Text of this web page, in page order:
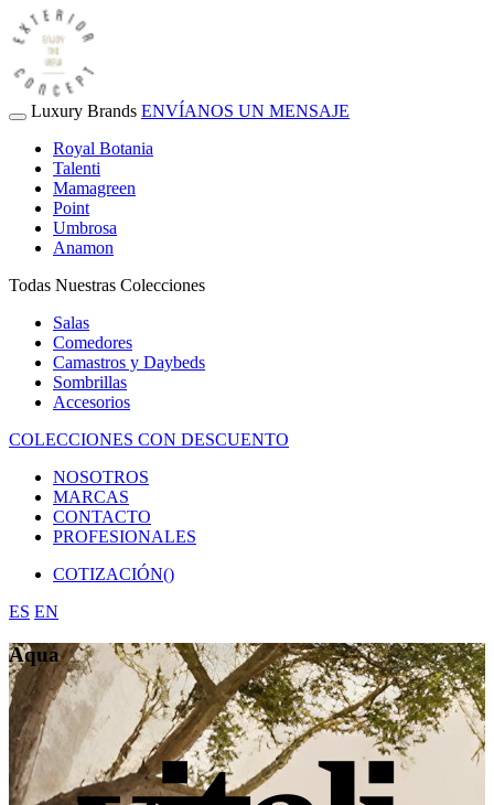
Luxury Brands ENVÍANOS UN MENSAJE
Royal Botania
Talenti
Mamagreen
Point
Umbrosa
Anamon
Todas Nuestras Colecciones
Salas
Comedores
Camastros y Daybeds
Sombrillas
Accesorios
COLECCIONES CON DESCUENTO
NOSOTROS
MARCAS
CONTACTO
PROFESIONALES
COTIZACIÓN()
ES EN
Aqua